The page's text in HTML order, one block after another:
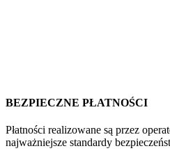
BEZPIECZNE PŁATNOŚCI
Płatności realizowane są przez
najważniejsze standardy